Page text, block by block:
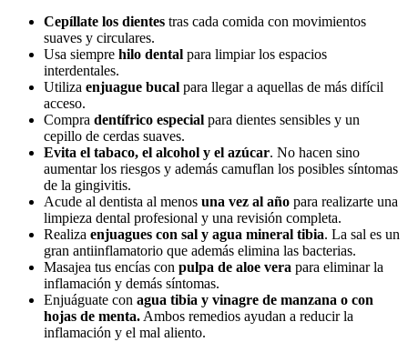
Cepíllate los dientes tras cada comida con movimientos
suaves y circulares.
Usa siempre hilo dental para limpiar los espacios
interdentales.
Utiliza enjuague bucal para llegar a aquellas de más difícil
acceso.
Compra dentífrico especial para dientes sensibles y un
cepillo de cerdas suaves.
Evita el tabaco, el alcohol y el azúcar. No hacen sino
aumentar los riesgos y además camuflan los posibles síntomas
de la gingivitis.
Acude al dentista al menos una vez al año para realizarte una
limpieza dental profesional y una revisión completa.
Realiza enjuagues con sal y agua mineral tibia. La sal es un
gran antiinflamatorio que además elimina las bacterias.
Masajea tus encías con pulpa de aloe vera para eliminar la
inflamación y demás síntomas.
Enjuáguate con agua tibia y vinagre de manzana o con
hojas de menta. Ambos remedios ayudan a reducir la
inflamación y el mal aliento.